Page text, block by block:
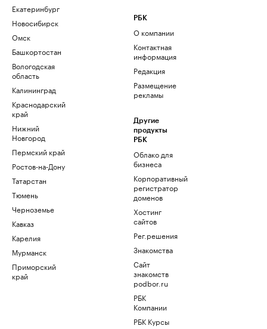
Екатеринбург
Новосибирск
Омск
Башкортостан
Вологодская
область
Калининград
Краснодарский
край
Нижний
Новгород
Пермский край
Ростов-на-Дону
Татарстан
Тюмень
Черноземье
Кавказ
Карелия
Мурманск
Приморский
край
РБК
О компании
Контактная
информация
Редакция
Размещение
рекламы
Другие
продукты
РБК
Облако для
бизнеса
Корпоративный
регистратор
доменов
Хостинг
сайтов
Рег.решения
Знакомства
Сайт
знакомств
podbor.ru
РБК
Компании
РБК Курсы